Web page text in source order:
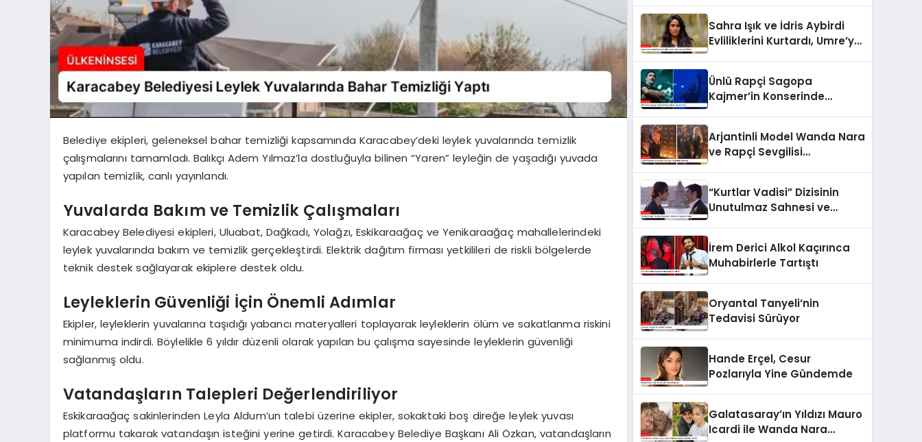
Belediye ekipleri, geleneksel bahar temizliği kapsamında Karacabey’deki leylek yuvalarında temizlik
çalışmalarını tamamladı. Balıkçı Adem Yılmaz’la dostluğuyla bilinen “Yaren” leyleğin de yaşadığı yuvada
yapılan temizlik, canlı yayınlandı.
Yuvalarda Bakım ve Temizlik Çalışmaları
Karacabey Belediyesi ekipleri, Uluabat, Dağkadı, Yolağzı, Eskikaraağaç ve Yenikaraağaç mahallelerindeki
leylek yuvalarında bakım ve temizlik gerçekleştirdi. Elektrik dağıtım firması yetkilileri de riskli bölgelerde
teknik destek sağlayarak ekiplere destek oldu.
Leyleklerin Güvenliği İçin Önemli Adımlar
Ekipler, leyleklerin yuvalarına taşıdığı yabancı materyalleri toplayarak leyleklerin ölüm ve sakatlanma riskini
minimuma indirdi. Böylelikle 6 yıldır düzenli olarak yapılan bu çalışma sayesinde leyleklerin güvenliği
sağlanmış oldu.
Vatandaşların Talepleri Değerlendiriliyor
Eskikaraağaç sakinlerinden Leyla Aldum’un talebi üzerine ekipler, sokaktaki boş direğe leylek yuvası
platformu takarak vatandaşın isteğini yerine getirdi. Karacabey Belediye Başkanı Ali Özkan, vatandaşların
Sahra Işık ve İdris Aybirdi
Evliliklerini Kurtardı, Umre’ye
Ünlü Rapçi Sagopa
Kajmer’in Konserinde
Arjantinli Model Wanda Nara
ve Rapçi Sevgilisi
“Kurtlar Vadisi” Dizisinin
Unutulmaz Sahnesi ve
İrem Derici Alkol Kaçırınca
Muhabirlerle Tartıştı
Oryantal Tanyeli’nin
Tedavisi Sürüyor
Hande Erçel, Cesur
Pozlarıyla Yine Gündemde
Galatasaray’ın Yıldızı Mauro
Icardi ile Wanda Nara